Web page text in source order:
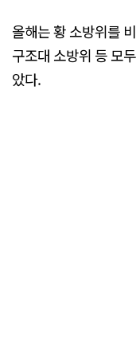
올해는 황 소방위를
구조대 소방위 등 모
았다.